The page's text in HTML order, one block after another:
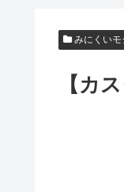
みにくいモ
【カ